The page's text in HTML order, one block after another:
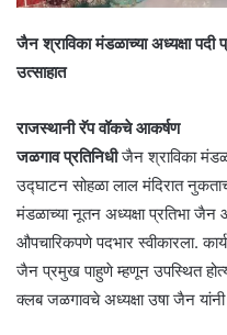
जैन श्राविका मंडळाच्या अध्यक्षा
उत्साहात
राजस्थानी रॅप वॉकचे आकर्षण
जळगाव प्रतिनिधीजैन श्राविका
उद्घाटन सोहळा लाल मंदिरात
मंडळाच्या नूतन अध्यक्षा प्रतिभा जैन
औपचारिकपणे पदभार स्वीकारला.
जैन प्रमुख पाहुणे म्हणून उपस्थित
क्लब जळगावचे अध्यक्षा उषा जैन